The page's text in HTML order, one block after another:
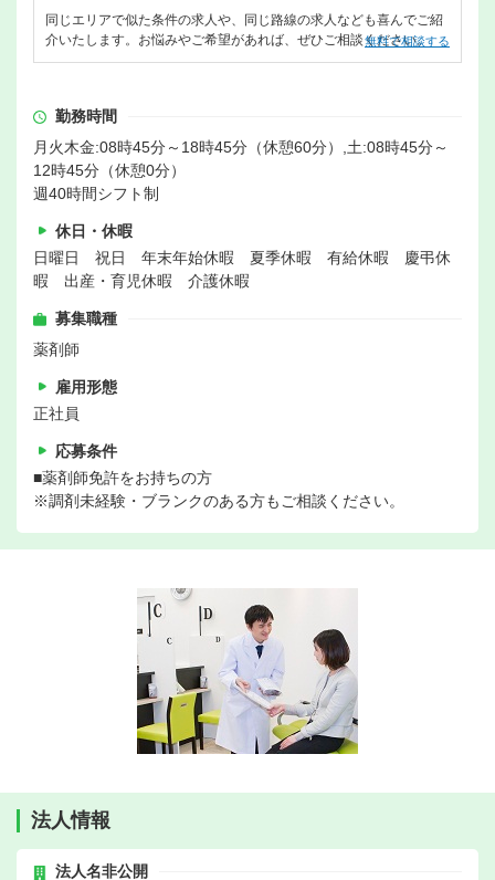
同じエリアで似た条件の求人や、同じ路線の求人なども喜んでご紹
介いたします。お悩みやご希望があれば、ぜひご相談ください。
無料で相談する
勤務時間
月火木金:08時45分～18時45分（休憩60分）,土:08時45分～
12時45分（休憩0分）
週40時間シフト制
休日・休暇
日曜日 祝日 年末年始休暇 夏季休暇 有給休暇 慶弔休
暇 出産・育児休暇 介護休暇
募集職種
薬剤師
雇用形態
正社員
応募条件
■薬剤師免許をお持ちの方
※調剤未経験・ブランクのある方もご相談ください。
法人情報
法人名非公開